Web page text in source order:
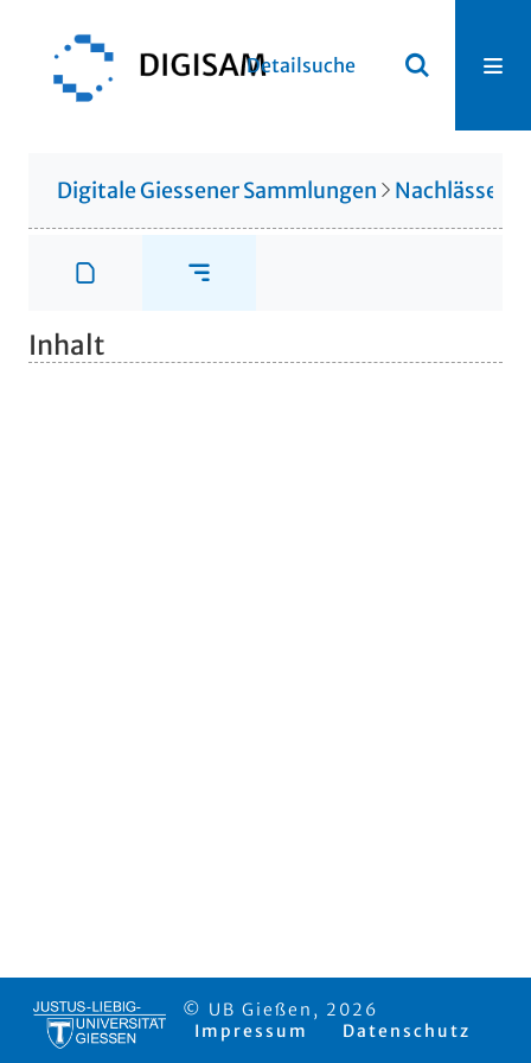
Detailsuche
Digitale Giessener Sammlungen Nachlässe
Inhalt
© UB Gießen, 2026
Impressum
Datenschutz